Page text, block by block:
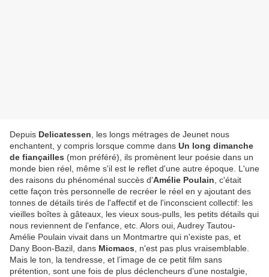
Depuis Delicatessen , les longs métrages de Jeunet nous
enchantent, y compris lorsque comme dans Un long dimanche
de fiançailles (mon préféré), ils promènent leur poésie dans un
monde bien réel, même s'il est le reflet d'une autre époque. L'une
des raisons du phénoménal succès d'Amélie Poulain , c'était
cette façon très personnelle de recréer le réel en y ajoutant des
tonnes de détails tirés de l'affectif et de l'inconscient collectif: les
vieilles boîtes à gâteaux, les vieux sous-pulls, les petits détails qui
nous reviennent de l'enfance, etc. Alors oui, Audrey Tautou-
Amélie Poulain vivait dans un Montmartre qui n'existe pas, et
Dany Boon-Bazil, dans Micmacs , n'est pas plus vraisemblable.
Mais le ton, la tendresse, et l’image de ce petit film sans
prétention, sont une fois de plus déclencheurs d’une nostalgie,